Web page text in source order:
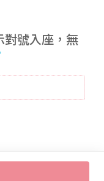
對號入座，無